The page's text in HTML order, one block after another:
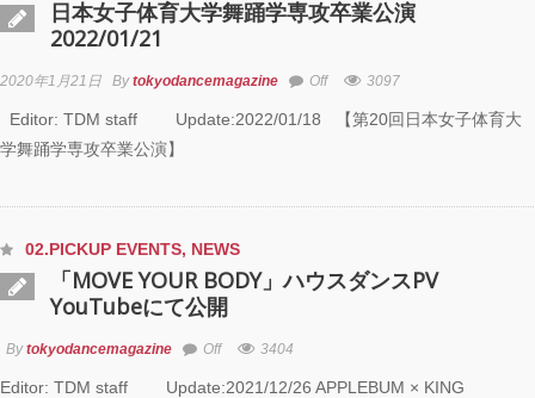
日本女子体育大学舞踊学専攻卒業公演
2022/01/21
2020年1月21日 Bytokyodancemagazine Off 3097
Editor: TDM staff Update:2022/01/18 【第20回日本女子体育大
学舞踊学専攻卒業公演】
02.PICKUP EVENTS, NEWS
「MOVE YOUR BODY」ハウスダンスPV
YouTubeにて公開
Bytokyodancemagazine Off 3404
Editor: TDM staff Update:2021/12/26 APPLEBUM × KING